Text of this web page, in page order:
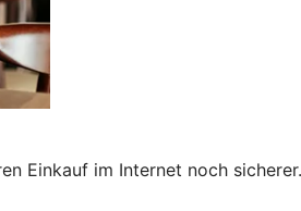
Einkauf im Internet noch